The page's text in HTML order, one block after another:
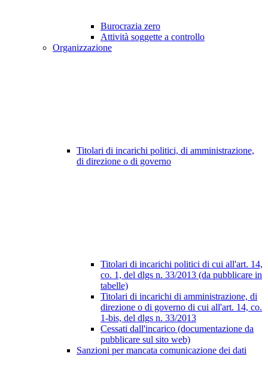
Burocrazia zero
Attività soggette a controllo
Organizzazione
Titolari di incarichi politici, di amministrazione,
di direzione o di governo
Titolari di incarichi politici di cui all'art. 14,
co. 1, del dlgs n. 33/2013 (da pubblicare in
tabelle)
Titolari di incarichi di amministrazione, di
direzione o di governo di cui all'art. 14, co.
1-bis, del dlgs n. 33/2013
Cessati dall'incarico (documentazione da
pubblicare sul sito web)
Sanzioni per mancata comunicazione dei dati